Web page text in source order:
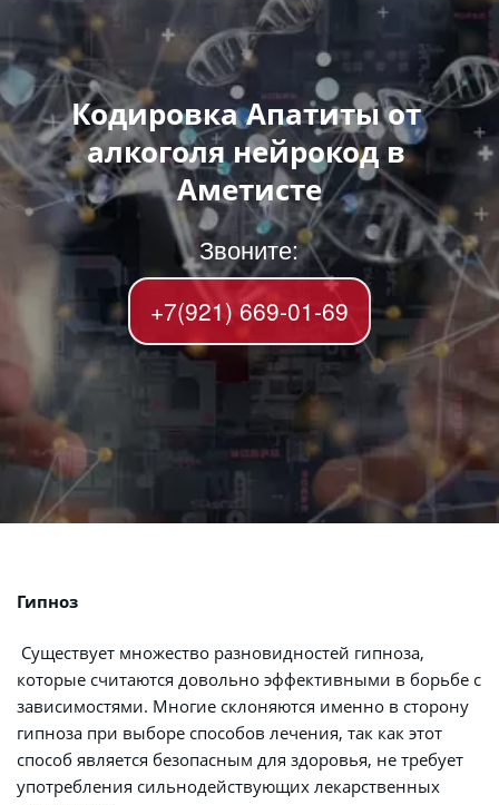
Кодировка Апатиты от
алкоголя нейрокод в
Аметисте
Звоните:
+7(921) 669-01-69
Гипноз
которые считаются довольно эффективными в борьбе с
зависимостями. Многие склоняются именно в сторону
гипноза при выборе способов лечения, так как этот
способ является безопасным для здоровья, не требует
употребления сильнодействующих лекарственных